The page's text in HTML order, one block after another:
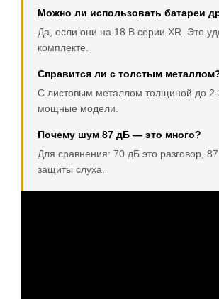
Можно ли использовать батареи
Да, если они на 18 В серии XR. Это
комплекте.
Справится ли с толстым
С листовым металлом толщиной до 2-
мощные модели.
Почему шум 87 дБ — это много?
Для сравнения: 70 дБ это разговор,
защиты слуха.